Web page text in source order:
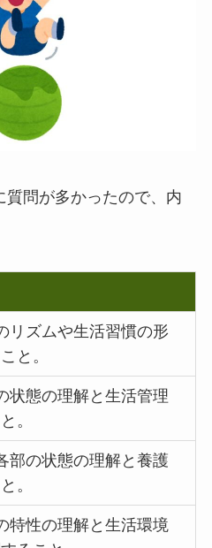
質問が多かったので、内
リズムや生活習慣の形
と。
状態の理解と生活管理
。
部の状態の理解と養護
。
特性の理解と生活環境